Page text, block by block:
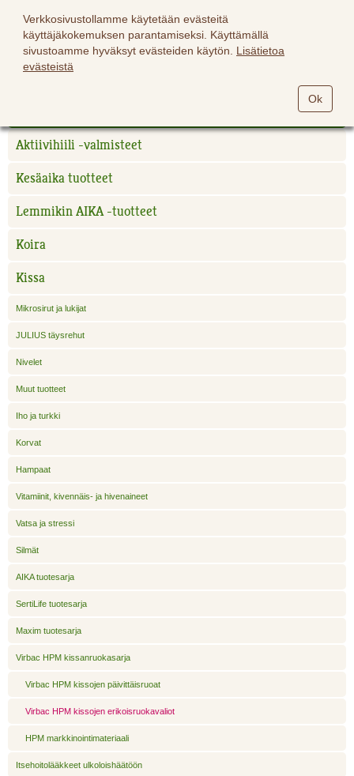
Verkkosivustollamme käytetään evästeitä
käyttäjäkokemuksen parantamiseksi. Käyttämällä
sivustoamme hyväksyt evästeiden käytön. Lisätietoa
evästeistä
Ok
Aktiivihiili -valmisteet
Kesäaika tuotteet
Lemmikin AIKA -tuotteet
Koira
Kissa
Mikrosirut ja lukijat
JULIUS täysrehut
Nivelet
Muut tuotteet
Iho ja turkki
Korvat
Hampaat
Vitamiinit, kivennäis- ja hivenaineet
Vatsa ja stressi
Silmät
AIKA tuotesarja
SertiLife tuotesarja
Maxim tuotesarja
Virbac HPM kissanruokasarja
Virbac HPM kissojen päivittäisruoat
Virbac HPM kissojen erikoisruokavaliot
HPM markkinointimateriaali
Itsehoitolääkkeet ulkoloishäätöön